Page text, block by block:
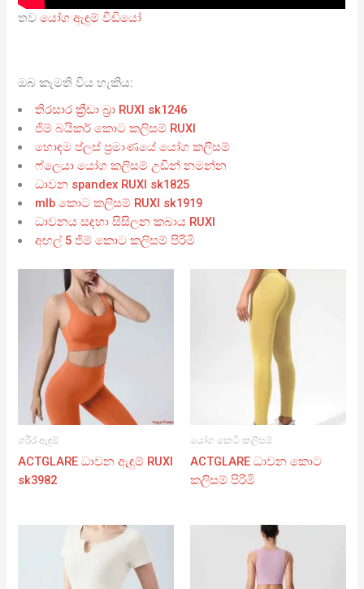
තවයෝග ඇඳුම් වීඩියෝ
ඔබ කැමති විය හැකිය:
තිරසාර ක්‍රීඩා බ්‍රා RUXI sk1246
ජිම් බයිකර් කොට කලිසම් RUXI
හොඳම ප්ලස් ප්‍රමාණයේ යෝග කලිසම්
ෆ්ලෙයා යෝග කලිසම් උඩින් නමන්න
ධාවන spandex RUXI sk1825
mlb කොට කලිසම් RUXI sk1919
ධාවනය සඳහා සිසිලන කබාය RUXI
අඟල් 5 ජිම් කොට කලිසම් පිරිමි
ශරීර ඇඳුම්
ACTGLARE ධාවන ඇඳුම් RUXI
sk3982
යෝග කෙටි කලිසම්
ACTGLARE ධාවන කොට
කලිසම් පිරිමි